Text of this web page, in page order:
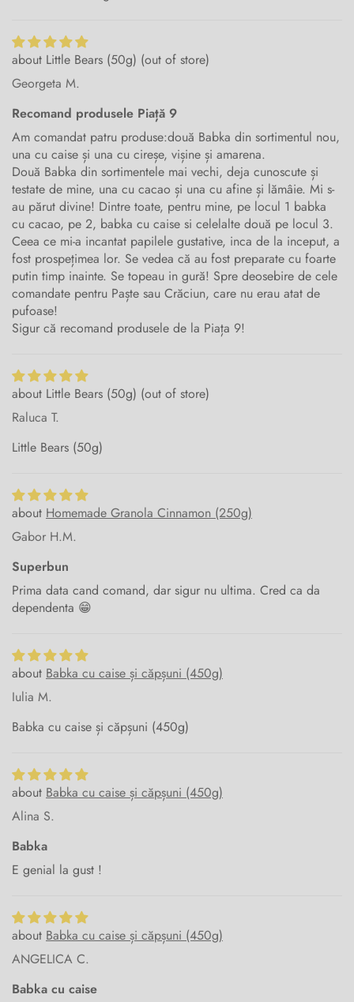
Little Bears (50g)
Georgeta M.
Recomand produsele Piață 9
Am comandat patru produse:două Babka din sortimentul nou,
una cu caise și una cu cireșe, vișine și amarena.
Două Babka din sortimentele mai vechi, deja cunoscute și
testate de mine, una cu cacao și una cu afine și lămâie. Mi s-
au părut divine! Dintre toate, pentru mine, pe locul 1 babka
cu cacao, pe 2, babka cu caise si celelalte două pe locul 3.
Ceea ce mi-a incantat papilele gustative, inca de la inceput, a
fost prospețimea lor. Se vedea că au fost preparate cu foarte
putin timp inainte. Se topeau in gură! Spre deosebire de cele
comandate pentru Paște sau Crăciun, care nu erau atat de
pufoase!
Sigur că recomand produsele de la Piața 9!
Little Bears (50g)
Raluca T.
Little Bears (50g)
Homemade Granola Cinnamon (250g)
Gabor H.M.
Superbun
Prima data cand comand, dar sigur nu ultima. Cred ca da
dependenta 😁
Babka cu caise și căpșuni (450g)
Iulia M.
Babka cu caise și căpșuni (450g)
Babka cu caise și căpșuni (450g)
Alina S.
Babka
E genial la gust !
Babka cu caise și căpșuni (450g)
ANGELICA C.
Babka cu caise